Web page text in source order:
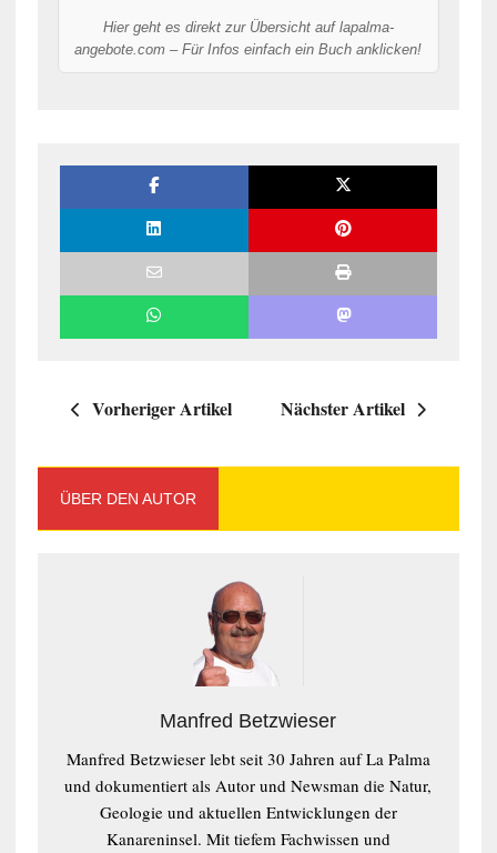
Hier geht es direkt zur Übersicht auf lapalma-
angebote.com – Für Infos einfach ein Buch anklicken!
Vorheriger Artikel Nächster Artikel
ÜBER DEN AUTOR
Manfred Betzwieser
Manfred Betzwieser lebt seit 30 Jahren auf La Palma
und dokumentiert als Autor und Newsman die Natur,
Geologie und aktuellen Entwicklungen der
Kanareninsel. Mit tiefem Fachwissen und